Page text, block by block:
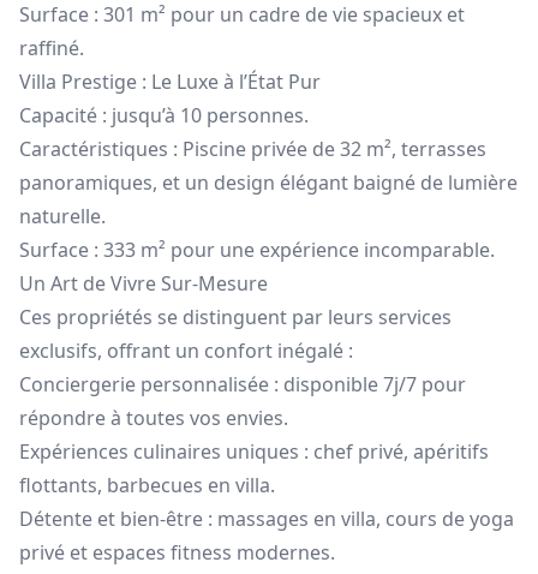
Surface : 301 m² pour un cadre de vie spacieux et
raffiné.
Villa Prestige : Le Luxe à l’État Pur
Capacité : jusqu’à 10 personnes.
Caractéristiques : Piscine privée de 32 m², terrasses
panoramiques, et un design élégant baigné de lumière
naturelle.
Surface : 333 m² pour une expérience incomparable.
Un Art de Vivre Sur-Mesure
Ces propriétés se distinguent par leurs services
exclusifs, offrant un confort inégalé :
Conciergerie personnalisée : disponible 7j/7 pour
répondre à toutes vos envies.
Expériences culinaires uniques : chef privé, apéritifs
flottants, barbecues en villa.
Détente et bien-être : massages en villa, cours de yoga
privé et espaces fitness modernes.